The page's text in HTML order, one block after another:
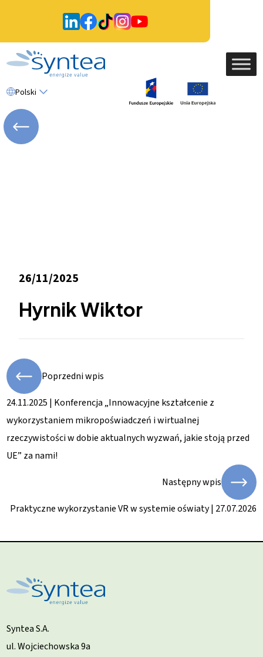
Polski
26/11/2025
Hyrnik Wiktor
Poprzedni wpis
24.11.2025 | Konferencja „Innowacyjne kształcenie z
wykorzystaniem mikropoświadczeń i wirtualnej
rzeczywistości w dobie aktualnych wyzwań, jakie stoją przed
UE” za nami!
Następny wpis
Praktyczne wykorzystanie VR w systemie oświaty | 27.07.2026
Syntea S.A.
ul. Wojciechowska 9a